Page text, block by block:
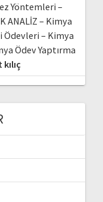
Yöntemleri –
ANALİZ – Kimya
Ödevleri – Kimya
Ödev Yaptırma